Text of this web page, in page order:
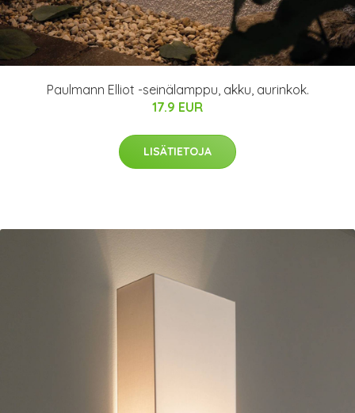
Paulmann Elliot -seinälamppu, akku, aurinkok.
17.9 EUR
LISÄTIETOJA